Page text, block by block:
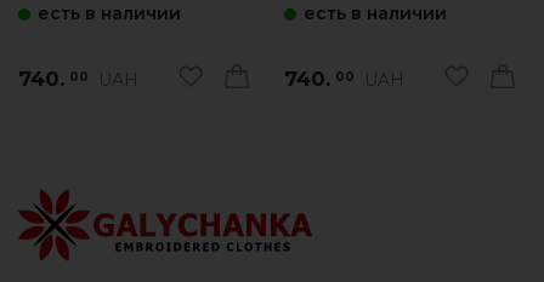
есть в наличии
740. 00 UAH
есть в наличии
740. 00 UAH